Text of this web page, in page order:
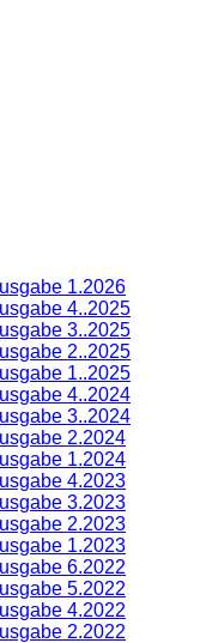
1.2026
4..2025
3..2025
2..2025
1..2025
4..2024
3..2024
2.2024
1.2024
4.2023
3.2023
2.2023
1.2023
6.2022
5.2022
4.2022
2.2022